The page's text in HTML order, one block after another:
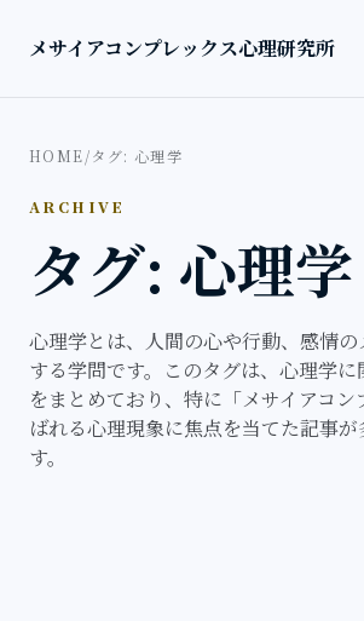
メサイアコンプレックス心理研究所
HOME/タグ: 心理学
ARCHIVE
タグ: 心理学
心理学とは、人間の心や行動、感情
する学問です。このタグは、心理学
をまとめており、特に「メサイアコ
ばれる心理現象に焦点を当てた記事
す。